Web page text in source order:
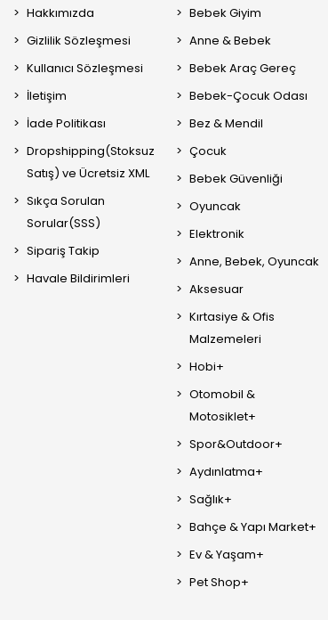
Hakkımızda
Gizlilik Sözleşmesi
Kullanıcı Sözleşmesi
İletişim
İade Politikası
Dropshipping(Stoksuz
Satış) ve Ücretsiz XML
Sıkça Sorulan
Sorular(SSS)
Sipariş Takip
Havale Bildirimleri
Bebek Giyim
Anne & Bebek
Bebek Araç Gereç
Bebek-Çocuk Odası
Bez & Mendil
Çocuk
Bebek Güvenliği
Oyuncak
Elektronik
Anne, Bebek, Oyuncak
Aksesuar
Kırtasiye & Ofis
Malzemeleri
Hobi+
Otomobil &
Motosiklet+
Spor&Outdoor+
Aydınlatma+
Sağlık+
Bahçe & Yapı Market+
Ev & Yaşam+
Pet Shop+